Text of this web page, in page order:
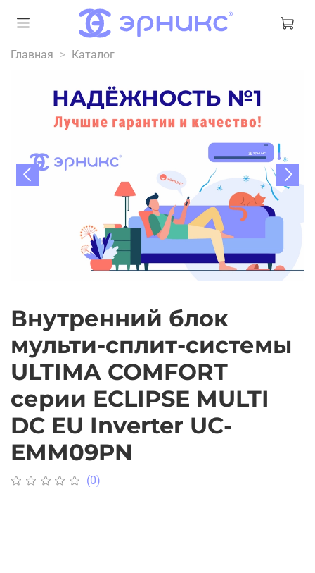
Главная Каталог
Внутренний блок
мульти-сплит-системы
ULTIMA COMFORT
серии ECLIPSE MULTI
DC EU Inverter UC-
EMM09PN
(0)